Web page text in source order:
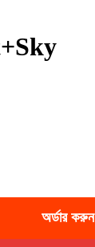
অর্ডার করুন